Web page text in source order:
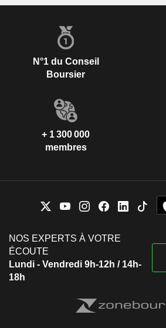
N°1 du Conseil
Boursier
+ 1 300 000
membres
NOS EXPERTS À VOTRE
ÉCOUTE
Lundi - Vendredi 9h-12h / 14h-
18h